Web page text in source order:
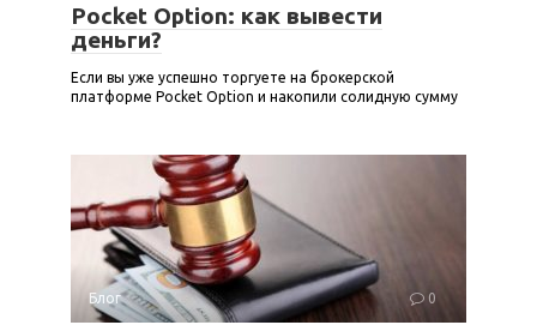
Pocket Option: как вывести
деньги?
Если вы уже успешно торгуете на брокерской
платформе Pocket Option и накопили солидную сумму
Блог 0